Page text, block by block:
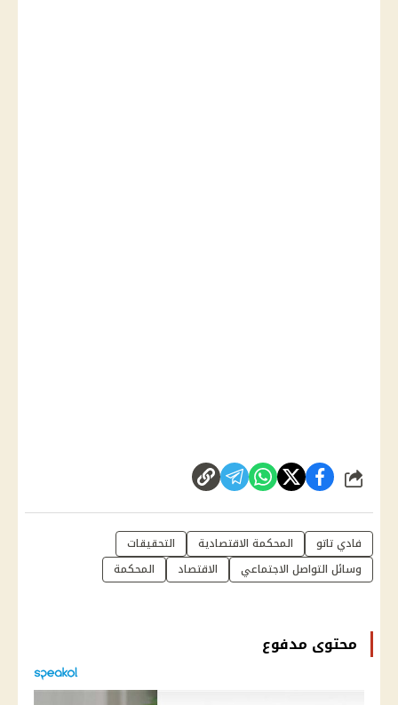
شارك
فادي تاتو المحكمة الاقتصادية
التحقيقات
وسائل التواصل الاجتماعي
الاقتصاد المحكمة
محتوى مدفوع